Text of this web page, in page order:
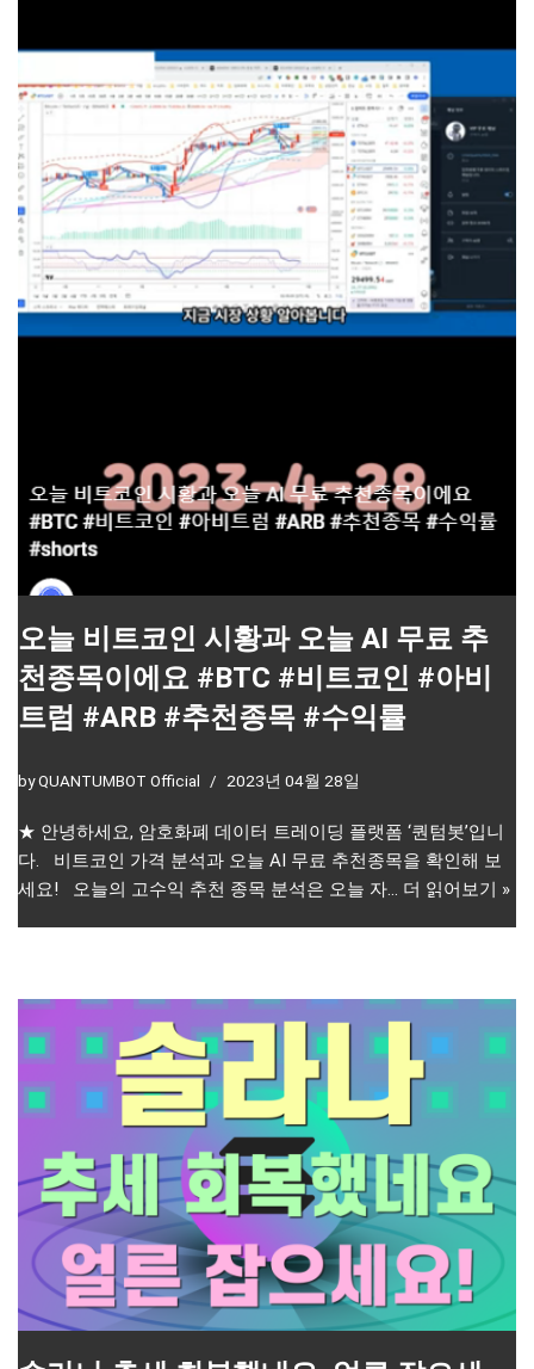
오늘 비트코인 시황과 오늘 AI 무료 추
천종목이에요 #BTC #비트코인 #아비
트럼 #ARB #추천종목 #수익률
byQUANTUMBOT Official 2023년 04월 28일
★ 안녕하세요, 암호화폐 데이터 트레이딩 플랫폼 ‘퀀텀봇’입니
다. 비트코인 가격 분석과 오늘 AI 무료 추천종목을 확인해 보
세요! 오늘의 고수익 추천 종목 분석은 오늘 자… 더 읽어보기 »